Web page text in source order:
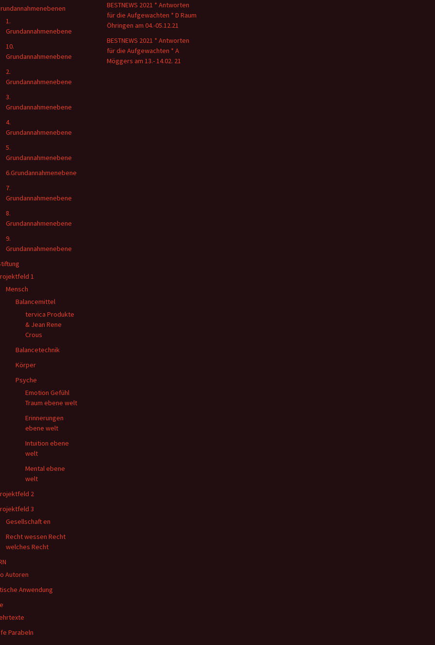
BESTNEWS 2021 * Antworten
für die Aufgewachten * D Raum
Öhringen am 04.-05.12.21
BESTNEWS 2021 * Antworten
für die Aufgewachten * A
Möggers am 13.- 14.02. 21
1.
Grundannahmenebene
10.
Grundannahmenebene
2.
Grundannahmenebene
3.
Grundannahmenebene
4.
Grundannahmenebene
5.
Grundannahmenebene
6.Grundannahmenebene
7.
Grundannahmenebene
8.
Grundannahmenebene
9.
Grundannahmenebene
1
Mensch
Balancemittel
tervica Produkte
& Jean Rene
Crous
Balancetechnik
Körper
Psyche
Emotion Gefühl
Traum ebene welt
Erinnerungen
ebene welt
Intuition ebene
welt
Mental ebene
welt
2
3
Gesellschaft en
Recht wessen Recht
welches Recht
Autoren
Anwendung
Parabeln